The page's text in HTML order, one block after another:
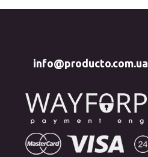
info@producto.com.ua